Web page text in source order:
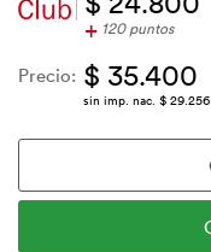
+ 120 puntos
Precio: $ 35.400
sin imp. nac. $ 29.256